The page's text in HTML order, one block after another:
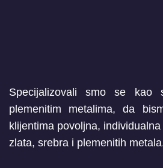
Specijalizovali smo se kao
plemenitim metalima, da
klijentima povoljna,
zlata, srebra i plemenitih